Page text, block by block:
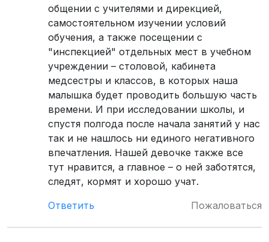
общении с учителями и дирекцией,
самостоятельном изучении условий
обучения, а также посещении с
"инспекцией" отдельных мест в учебном
учреждении – столовой, кабинета
медсестры и классов, в которых наша
малышка будет проводить большую часть
времени. И при исследовании школы, и
спустя полгода после начала занятий у нас
так и не нашлось ни единого негативного
впечатления. Нашей девочке также все
тут нравится, а главное – о ней заботятся,
следят, кормят и хорошо учат.
Ответить
Пожаловаться